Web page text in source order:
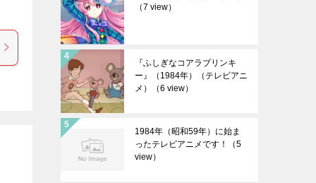
（7 view）
『ふしぎなコアラブリンキ
ー』（1984年）（テレビアニ
メ）
（6 view）
1984年（昭和59年）に始ま
ったテレビアニメです！
（5
view）